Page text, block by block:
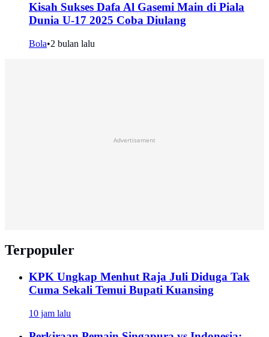
Kisah Sukses Dafa Al Gasemi Main di Piala
Dunia U-17 2025 Coba Diulang
Bola•2 bulan lalu
Advertisement
Terpopuler
KPK Ungkap Menhut Raja Juli Diduga Tak
Cuma Sekali Temui Bupati Kuansing
10 jam lalu